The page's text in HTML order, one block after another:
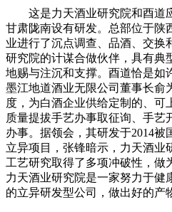
这是力天酒业研究院和酉道应
甘肃陇南设有研发。总部位于陕
业进行了沉点调查、品酒、交换
研究院的计谋合做伙伴，具有典
地赐与注沉和支撑。酉道恰是如
墨江地道酒业无限公司董事长俞
度，为白酒企业供给定制的、可
质量提拔手艺办事取征询、手艺
办事。据领会，其研发于2014
立异项目，张锋暗示，力天酒业
工艺研究取得了多项冲破性，做
力天酒业研究院是一家努力于健
的立异研发型公司，做出好的产